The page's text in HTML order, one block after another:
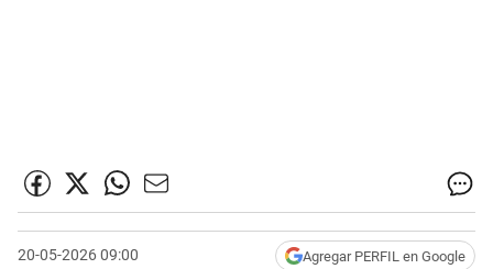
20-05-2026 09:00 Agregar PERFIL en Google